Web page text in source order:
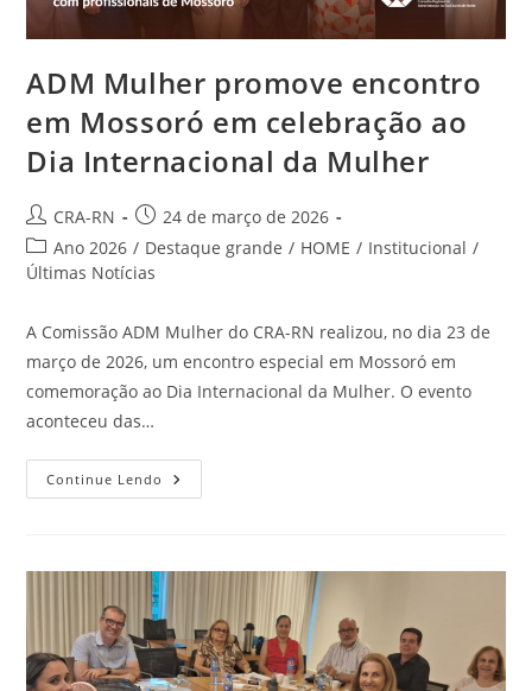
ADM Mulher promove encontro
em Mossoró em celebração ao
Dia Internacional da Mulher
Autor
do
post:
CRA-RN
Post
publicado:
24 de março de 2026
Categoria
do
Ano 2026 / Destaque grande / HOME / Institucional /
Últimas Notícias
A Comissão ADM Mulher do CRA-RN realizou, no dia 23 de
março de 2026, um encontro especial em Mossoró em
comemoração ao Dia Internacional da Mulher. O evento
aconteceu das…
Continue Lendo ADM
Mulher
Em
Celebração
Ao
Dia
Internacional
Da
Mulher